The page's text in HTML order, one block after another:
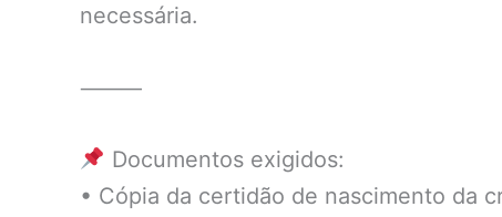
necessária.
⸻
Documentos exigidos:
• Cópia da certidão de nascimento da